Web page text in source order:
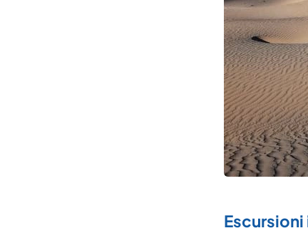
Escursioni